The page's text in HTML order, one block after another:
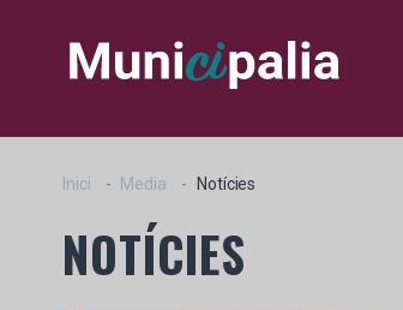
Inici Media Notícies
NOTÍCIES